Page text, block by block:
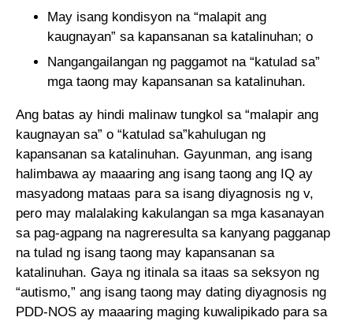
May isang kondisyon na “malapit ang
kaugnayan” sa kapansanan sa katalinuhan; o
Nangangailangan ng paggamot na “katulad sa”
mga taong may kapansanan sa katalinuhan.
Ang batas ay hindi malinaw tungkol sa “malapir ang
kaugnayan sa” o “katulad sa”kahulugan ng
kapansanan sa katalinuhan. Gayunman, ang isang
halimbawa ay maaaring ang isang taong ang IQ ay
masyadong mataas para sa isang diyagnosis ng v,
pero may malalaking kakulangan sa mga kasanayan
sa pag-agpang na nagreresulta sa kanyang pagganap
na tulad ng isang taong may kapansanan sa
katalinuhan. Gaya ng itinala sa itaas sa seksyon ng
“autismo,” ang isang taong may dating diyagnosis ng
PDD-NOS ay maaaring maging kuwalipikado para sa